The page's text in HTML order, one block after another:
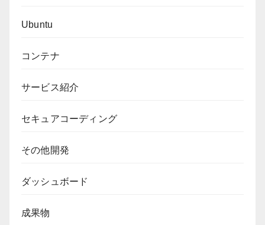
Ubuntu
コンテナ
サービス紹介
セキュアコーディング
その他開発
ダッシュボード
成果物